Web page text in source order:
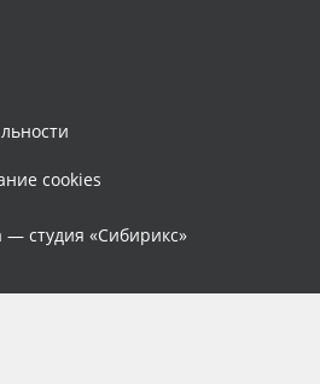
cookies
— студия «Сибирикс»